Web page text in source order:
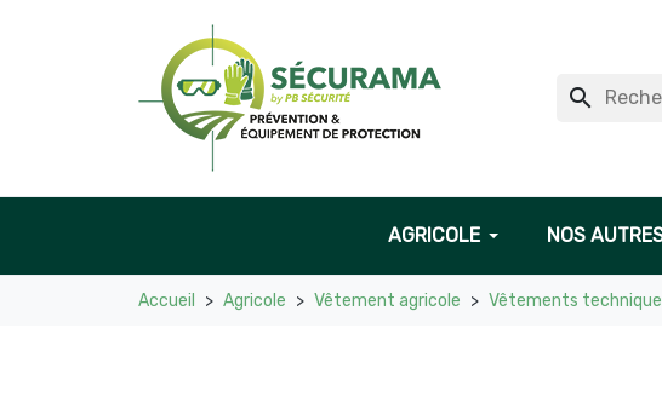
search
AGRICOLE NOS
Accueil Agricole Vêtement agricole Vêtements